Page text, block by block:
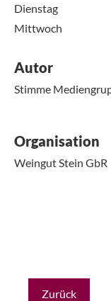
Dienstag
Mittwoch
Autor
Stimme
Organisation
Weingut Stein GbR
Zurück